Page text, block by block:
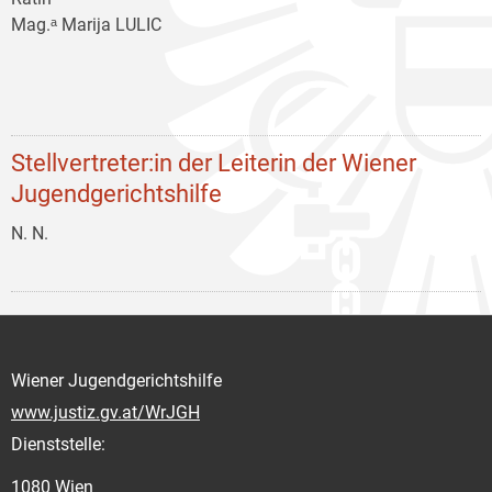
Mag.ᵃ Marija LULIC
Stellvertreter:in der Leiterin der Wiener
Jugendgerichtshilfe
N. N.
Wiener Jugendgerichtshilfe
www.justiz.gv.at/WrJGH
Dienststelle:
1080 Wien